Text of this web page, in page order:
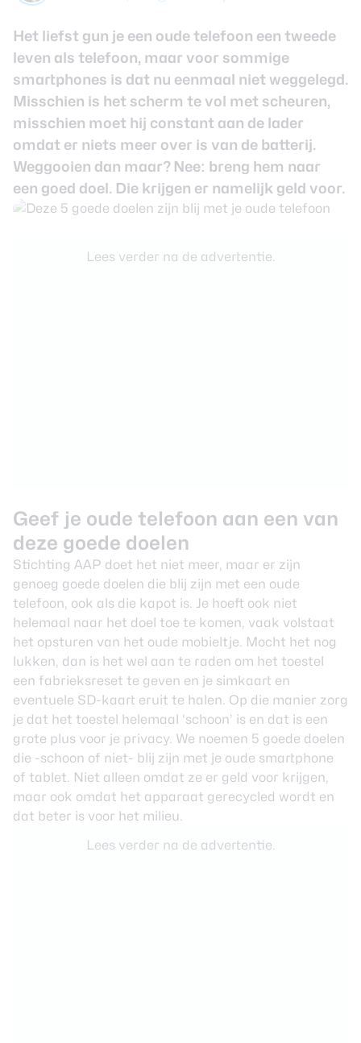
Het liefst gun je een oude telefoon een tweede
leven als telefoon, maar voor sommige
smartphones is dat nu eenmaal niet weggelegd.
Misschien is het scherm te vol met scheuren,
misschien moet hij constant aan de lader
omdat er niets meer over is van de batterij.
Weggooien dan maar? Nee: breng hem naar
een goed doel. Die krijgen er namelijk geld voor.
Lees verder na de advertentie.
Geef je oude telefoon aan een van
deze goede doelen
Stichting AAP doet het niet meer, maar er zijn
genoeg goede doelen die blij zijn met een oude
telefoon, ook als die kapot is. Je hoeft ook niet
helemaal naar het doel toe te komen, vaak volstaat
het opsturen van het oude mobieltje. Mocht het nog
lukken, dan is het wel aan te raden om het toestel
een fabrieksreset te geven en je simkaart en
eventuele SD-kaart eruit te halen. Op die manier zorg
je dat het toestel helemaal ‘schoon’ is en dat is een
grote plus voor je privacy. We noemen 5 goede doelen
die -schoon of niet- blij zijn met je oude smartphone
of tablet. Niet alleen omdat ze er geld voor krijgen,
maar ook omdat het apparaat gerecycled wordt en
dat beter is voor het milieu.
Lees verder na de advertentie.